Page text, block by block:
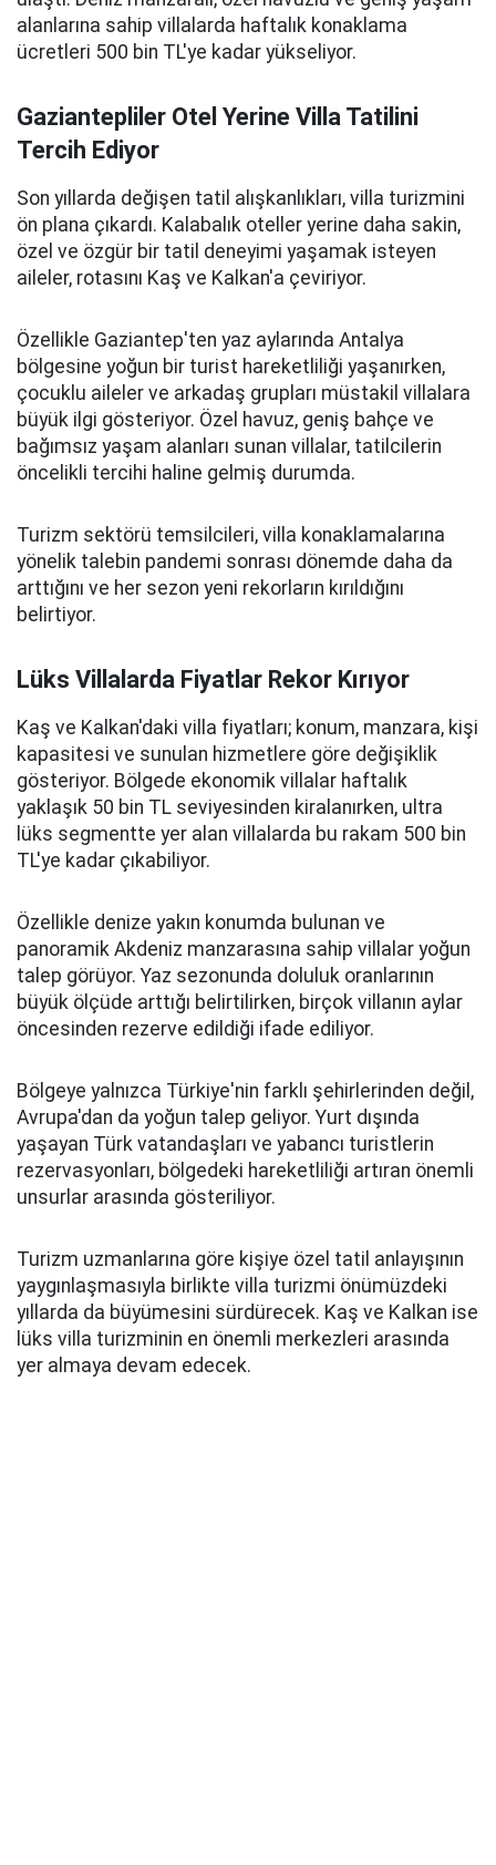
alanlarına sahip villalarda haftalık konaklama
ücretleri 500 bin TL'ye kadar yükseliyor.
Gaziantepliler Otel Yerine Villa Tatilini
Tercih Ediyor
Son yıllarda değişen tatil alışkanlıkları, villa turizmini
ön plana çıkardı. Kalabalık oteller yerine daha sakin,
özel ve özgür bir tatil deneyimi yaşamak isteyen
aileler, rotasını Kaş ve Kalkan'a çeviriyor.
Özellikle Gaziantep'ten yaz aylarında Antalya
bölgesine yoğun bir turist hareketliliği yaşanırken,
çocuklu aileler ve arkadaş grupları müstakil villalara
büyük ilgi gösteriyor. Özel havuz, geniş bahçe ve
bağımsız yaşam alanları sunan villalar, tatilcilerin
öncelikli tercihi haline gelmiş durumda.
Turizm sektörü temsilcileri, villa konaklamalarına
yönelik talebin pandemi sonrası dönemde daha da
arttığını ve her sezon yeni rekorların kırıldığını
belirtiyor.
Lüks Villalarda Fiyatlar Rekor Kırıyor
Kaş ve Kalkan'daki villa fiyatları; konum, manzara, kişi
kapasitesi ve sunulan hizmetlere göre değişiklik
gösteriyor. Bölgede ekonomik villalar haftalık
yaklaşık 50 bin TL seviyesinden kiralanırken, ultra
lüks segmentte yer alan villalarda bu rakam 500 bin
TL'ye kadar çıkabiliyor.
Özellikle denize yakın konumda bulunan ve
panoramik Akdeniz manzarasına sahip villalar yoğun
talep görüyor. Yaz sezonunda doluluk oranlarının
büyük ölçüde arttığı belirtilirken, birçok villanın aylar
öncesinden rezerve edildiği ifade ediliyor.
Bölgeye yalnızca Türkiye'nin farklı şehirlerinden değil,
Avrupa'dan da yoğun talep geliyor. Yurt dışında
yaşayan Türk vatandaşları ve yabancı turistlerin
rezervasyonları, bölgedeki hareketliliği artıran önemli
unsurlar arasında gösteriliyor.
Turizm uzmanlarına göre kişiye özel tatil anlayışının
yaygınlaşmasıyla birlikte villa turizmi önümüzdeki
yıllarda da büyümesini sürdürecek. Kaş ve Kalkan ise
lüks villa turizminin en önemli merkezleri arasında
yer almaya devam edecek.